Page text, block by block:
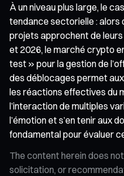
À un niveau plus large, le
tendance sectorielle : alors
projets approchent de
et 2026, le marché crypto
test » pour la gestion de
des déblocages permet
les réactions effectives du
l’interaction de multiples
l’émotion et s’en tenir aux
fondamental pour évaluer
The content herein does
solicitation, or